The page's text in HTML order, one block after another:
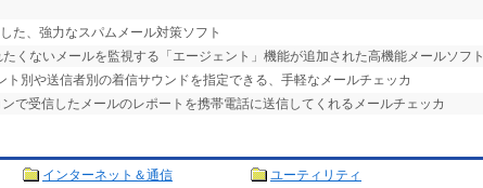
た、強力なスパムメール対策ソフト
たくないメールを監視する「エージェント」機能が追加された高機能メールソフト
ト別や送信者別の着信サウンドを指定できる、手軽なメールチェッカ
で受信したメールのレポートを携帯電話に送信してくれるメールチェッカ
インターネット＆通信
ユーティリティ